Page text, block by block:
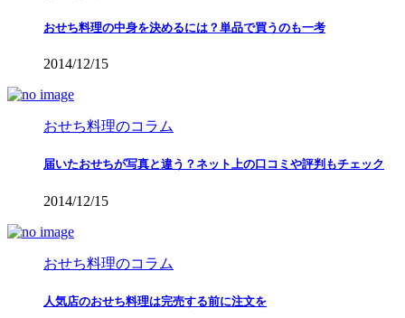
おせち料理の中身を決めるには？単品で買うのも一考
2014/12/15
おせち料理のコラム
届いたおせちが写真と違う？ネット上の口コミや評判もチェック
2014/12/15
おせち料理のコラム
人気店のおせち料理は完売する前に注文を